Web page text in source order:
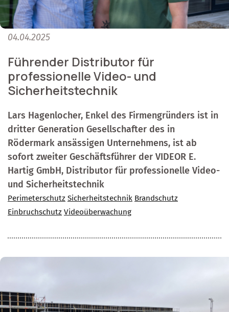
04.04.2025
Führender Distributor für
professionelle Video- und
Sicherheitstechnik
Lars Hagenlocher, Enkel des Firmengründers ist in
dritter Generation Gesellschafter des in
Rödermark ansässigen Unternehmens, ist ab
sofort zweiter Geschäftsführer der VIDEOR E.
Hartig GmbH, Distributor für professionelle Video-
und Sicherheitstechnik
Perimeterschutz Sicherheitstechnik Brandschutz
Einbruchschutz Videoüberwachung